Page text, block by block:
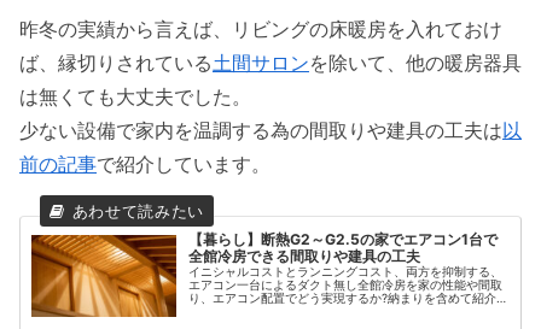
昨冬の実績から言えば、リビングの床暖房を入れておけ
ば、縁切りされている土間サロンを除いて、他の暖房器具
は無くても大丈夫でした。
少ない設備で家内を温調する為の間取りや建具の工夫は以
前の記事で紹介しています。
【暮らし】断熱G2～G2.5の家でエアコン1台で
全館冷房できる間取りや建具の工夫
イニシャルコストとランニングコスト、両方を抑制する、
エアコン一台によるダクト無し全館冷房を家の性能や間取
り、エアコン配置でどう実現するか?納まりを含めて紹介。